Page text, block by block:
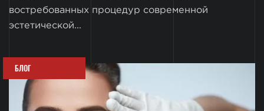
востребованных процедур современной
эстетической...
БЛОГ